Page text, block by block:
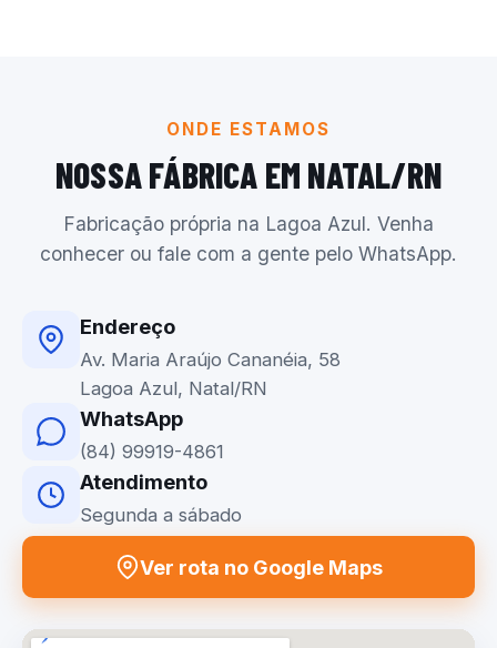
ONDE ESTAMOS
NOSSA FÁBRICA EM NATAL/RN
Fabricação própria na Lagoa Azul. Venha
conhecer ou fale com a gente pelo WhatsApp.
Endereço
Av. Maria Araújo Cananéia, 58
Lagoa Azul, Natal/RN
WhatsApp
(84) 99919-4861
Atendimento
Segunda a sábado
Ver rota no Google Maps